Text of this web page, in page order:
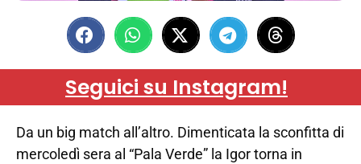
Seguici su Instagram!
Da un big match all’altro. Dimenticata la sconfitta di
mercoledì sera al “Pala Verde” la Igor torna in